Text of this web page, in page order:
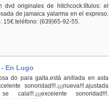
originales de hitchcock.títulos: el
de jamaica yalarma en el expreso.
15€.teléfono: (639)65-92-55.
En Lugo
do para gaita.está anillada en asta
sonoridad!!!.¡¡¡nueva!!!.ajustada
cala!!!.¡¡¡excelente sonoridad!!!.